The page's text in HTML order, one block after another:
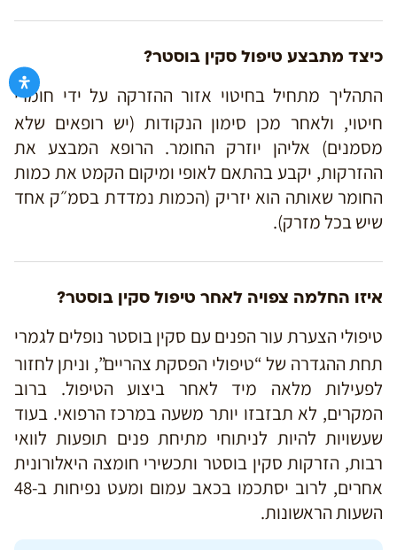
כיצד מתבצע טיפול סקין בוסטר?
התהליך מתחיל בחיטוי אזור ההזרקה על ידי חומרי
חיטוי, ולאחר מכן סימון הנקודות (יש רופאים שלא
מסמנים) אליהן יוזרק החומר. הרופא המבצע את
ההזרקות, יקבע בהתאם לאופי ומיקום הקמט את כמות
החומר שאותה הוא יזריק (הכמות נמדדת בסמ״ק אחד
שיש בכל מזרק).
איזו החלמה צפויה לאחר טיפול סקין בוסטר?
טיפולי הצערת עור הפנים עם סקין בוסטר נופלים לגמרי
תחת ההגדרה של “טיפולי הפסקת צהריים”, וניתן לחזור
לפעילות מלאה מיד לאחר ביצוע הטיפול. ברוב
המקרים, לא תבזבזו יותר משעה במרכז הרפואי. בעוד
שעשויות להיות לניתוחי מתיחת פנים תופעות לוואי
רבות, הזרקות סקין בוסטר ותכשירי חומצה היאלורונית
אחרים, לרוב יסתכמו בכאב עמום ומעט נפיחות ב-48
השעות הראשונות.